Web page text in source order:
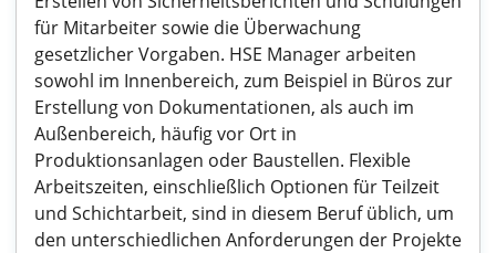
für Mitarbeiter sowie die Überwachung
gesetzlicher Vorgaben. HSE Manager arbeiten
sowohl im Innenbereich, zum Beispiel in Büros zur
Erstellung von Dokumentationen, als auch im
Außenbereich, häufig vor Ort in
Produktionsanlagen oder Baustellen. Flexible
Arbeitszeiten, einschließlich Optionen für Teilzeit
und Schichtarbeit, sind in diesem Beruf üblich, um
den unterschiedlichen Anforderungen der Projekte